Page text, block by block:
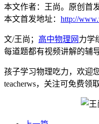
本文作者：王尚。原创首
本文首发地址： http://
文/王尚； 高中物理网 力学
每道题都有视频讲解的辅
孩子学习物理吃力，欢迎
teacherws，关注可免费领